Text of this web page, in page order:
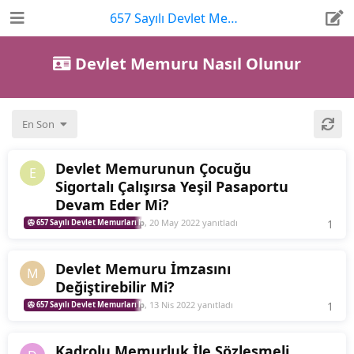
Devlet Memuru Nasıl Olunur
657 Sayılı Devlet Memurları Kanunu
En Son
E
Devlet Memurunun Çocuğu
Sigortalı Çalışırsa Yeşil Pasaportu
Devam Eder Mi?
657 Sayılı Devlet Memurları Kanunu Devlet Memuru Nasıl Olunur
Memurdan_Cevap, 20 May 2022 yanıtladı 1
M
Devlet Memuru İmzasını
Değiştirebilir Mi?
657 Sayılı Devlet Memurları Kanunu Devlet Memuru Nasıl Olunur
Memurdan_Cevap, 13 Nis 2022 yanıtladı 1